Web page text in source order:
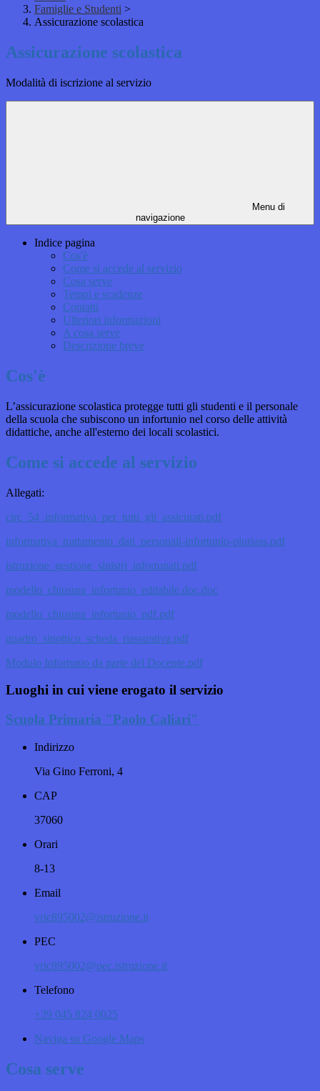
Famiglie e Studenti >
Assicurazione scolastica
Assicurazione scolastica
Modalità di iscrizione al servizio
Menu di
navigazione
Indice pagina
Cos'è
Come si accede al servizio
Cosa serve
Tempi e scadenze
Contatti
Ulteriori informazioni
A cosa serve
Descrizione breve
Cos'è
L’assicurazione scolastica protegge tutti gli studenti e il personale
della scuola che subiscono un infortunio nel corso delle attività
didattiche, anche all'esterno dei locali scolastici.
Come si accede al servizio
Allegati:
circ_54_informativa_per_tutti_gli_assicurati.pdf
informativa_trattamento_dati_personali-infortunio-pluriass.pdf
istruzione_gestione_sinistri_infortunati.pdf
modello_chiusura_infortunio_editabile.doc.doc
modello_chiusura_infortunio_pdf.pdf
quadro_sinottico_scheda_riassuntiva.pdf
Modulo Infortunio da parte del Docente.pdf
Luoghi in cui viene erogato il servizio
Scuola Primaria "Paolo Caliari"
Indirizzo
Via Gino Ferroni, 4
CAP
37060
Orari
8-13
Email
vric895002@istruzione.it
PEC
vric895002@pec.istruzione.it
Telefono
+39 045 824 0025
Naviga su Google Maps
Cosa serve